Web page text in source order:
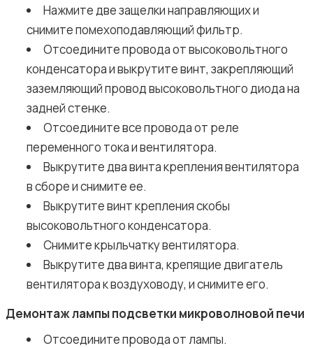
Нажмите две защелки направляющих и
снимите помехоподавляющий фильтр.
Отсоедините провода от высоковольтного
конденсатора и выкрутите винт, закрепляющий
заземляющий провод высоковольтного диода на
задней стенке.
Отсоедините все провода от реле
переменного тока и вентилятора.
Выкрутите два винта крепления вентилятора
в сборе и снимите ее.
Выкрутите винт крепления скобы
высоковольтного конденсатора.
Снимите крыльчатку вентилятора.
Выкрутите два винта, крепящие двигатель
вентилятора к воздуховоду, и снимите его.
Демонтаж лампы подсветки микроволновой печи
Отсоедините провода от лампы.